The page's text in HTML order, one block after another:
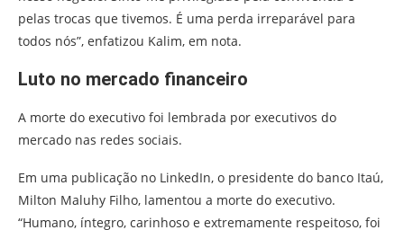
pelas trocas que tivemos. É uma perda irreparável para
todos nós”, enfatizou Kalim, em nota.
Luto no mercado financeiro
A morte do executivo foi lembrada por executivos do
mercado nas redes sociais.
Em uma publicação no LinkedIn, o presidente do banco Itaú,
Milton Maluhy Filho, lamentou a morte do executivo.
“Humano, íntegro, carinhoso e extremamente respeitoso, foi